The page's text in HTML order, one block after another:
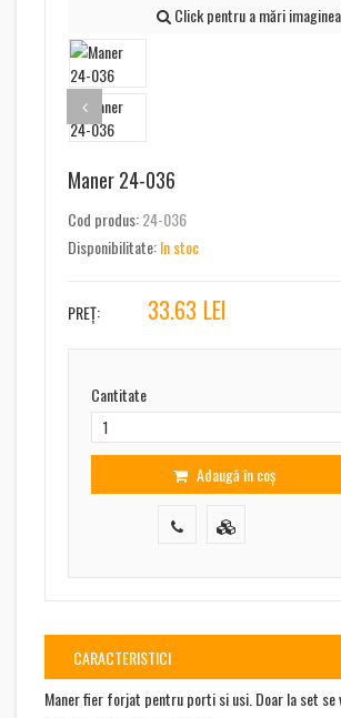
Click pentru a mări imaginea
Maner 24-036
Cod produs:24-036
Disponibilitate:In stoc
PREȚ: 33.63 LEI
Cantitate
Adaugă în coș
CARACTERISTICI
Maner fier forjat pentru porti si usi. Doar la set se